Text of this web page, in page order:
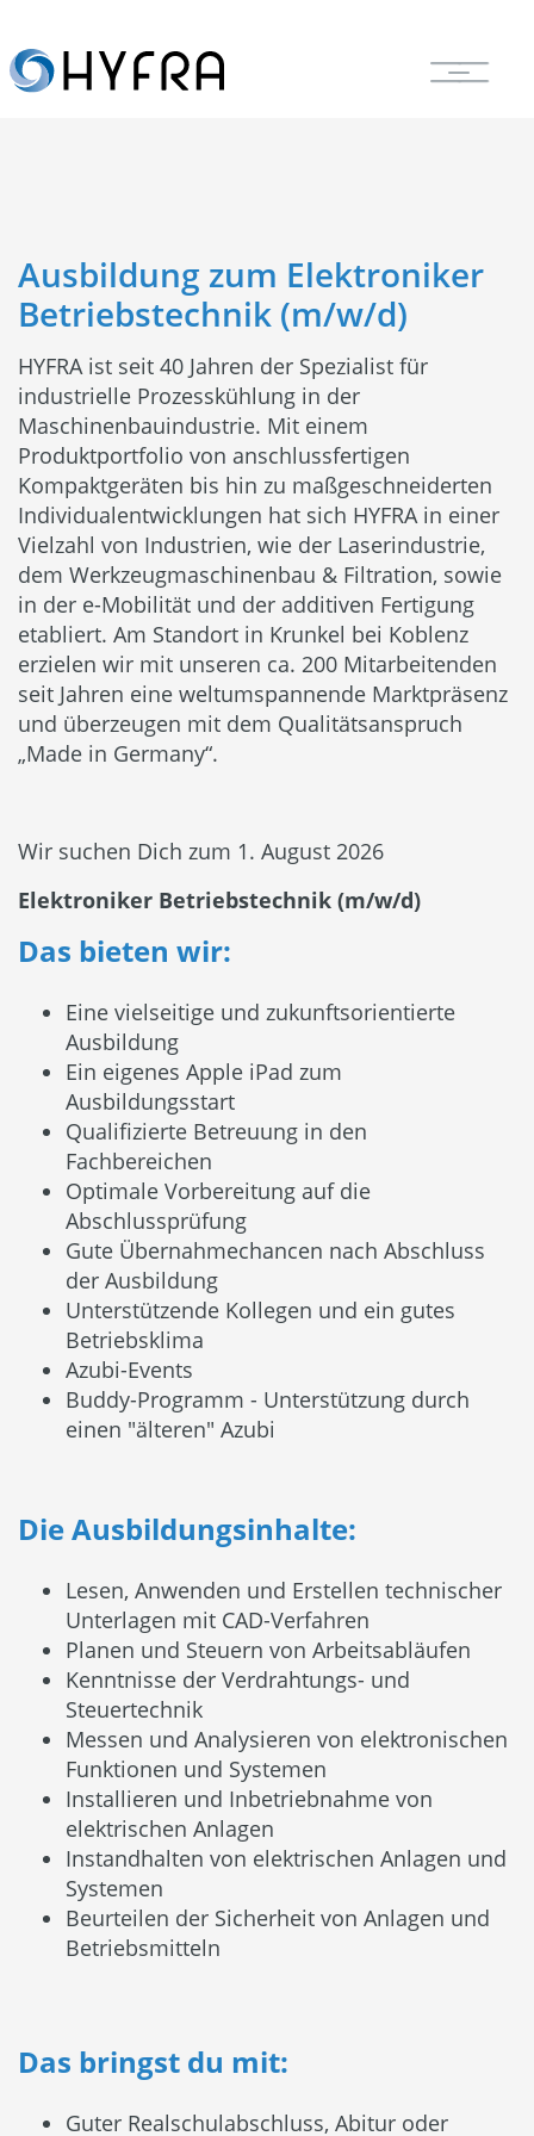
Ausbildung zum Elektroniker
Betriebstechnik (m/w/d)
HYFRA ist seit 40 Jahren der Spezialist für
industrielle Prozesskühlung in der
Maschinenbauindustrie. Mit einem
Produktportfolio von anschlussfertigen
Kompaktgeräten bis hin zu maßgeschneiderten
Individualentwicklungen hat sich HYFRA in einer
Vielzahl von Industrien, wie der Laserindustrie,
dem Werkzeugmaschinenbau & Filtration, sowie
in der e-Mobilität und der additiven Fertigung
etabliert. Am Standort in Krunkel bei Koblenz
erzielen wir mit unseren ca. 200 Mitarbeitenden
seit Jahren eine weltumspannende Marktpräsenz
und überzeugen mit dem Qualitätsanspruch
„Made in Germany“.
Wir suchen Dich zum 1. August 2026
Elektroniker Betriebstechnik (m/w/d)
Das bieten wir:
Eine vielseitige und zukunftsorientierte
Ausbildung
Ein eigenes Apple iPad zum
Ausbildungsstart
Qualifizierte Betreuung in den
Fachbereichen
Optimale Vorbereitung auf die
Abschlussprüfung
Gute Übernahmechancen nach Abschluss
der Ausbildung
Unterstützende Kollegen und ein gutes
Betriebsklima
Azubi-Events
Buddy-Programm - Unterstützung durch
einen "älteren" Azubi
Die Ausbildungsinhalte:
Lesen, Anwenden und Erstellen technischer
Unterlagen mit CAD-Verfahren
Planen und Steuern von Arbeitsabläufen
Kenntnisse der Verdrahtungs- und
Steuertechnik
Messen und Analysieren von elektronischen
Funktionen und Systemen
Installieren und Inbetriebnahme von
elektrischen Anlagen
Instandhalten von elektrischen Anlagen und
Systemen
Beurteilen der Sicherheit von Anlagen und
Betriebsmitteln
Das bringst du mit:
Guter Realschulabschluss, Abitur oder